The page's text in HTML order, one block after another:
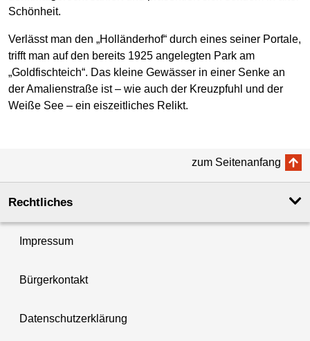
Schönheit.
Verlässt man den „Holländerhof“ durch eines seiner Portale,
trifft man auf den bereits 1925 angelegten Park am
„Goldfischteich“. Das kleine Gewässer in einer Senke an
der Amalienstraße ist – wie auch der Kreuzpfuhl und der
Weiße See – ein eiszeitliches Relikt.
zum Seitenanfang
Rechtliches
Impressum
Bürgerkontakt
Datenschutzerklärung